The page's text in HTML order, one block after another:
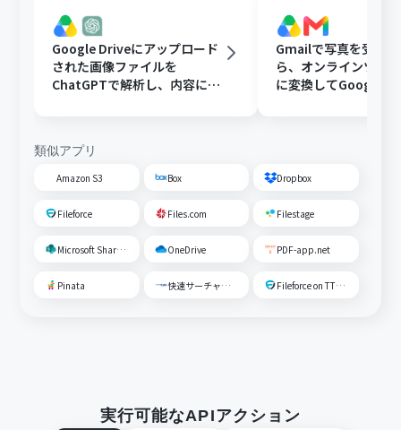
Google Driveにアップロード
された画像ファイルを
ChatGPTで解析し、内容に応
Gmailで写真を受け
ら、オンラインツー
に変換してGoogle
類似アプリ
Amazon S3 Box Dropbox
Fileforce Files.com Filestage
Microsoft SharePoint OneDrive PDF-app.net
Pinata 快速サーチャーGX Fileforce on TTS Cloud
実行可能なAPIアクション